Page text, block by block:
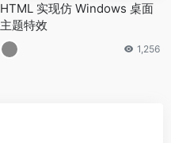
HTML 实现仿 Windows 桌面
主题特效
1,256